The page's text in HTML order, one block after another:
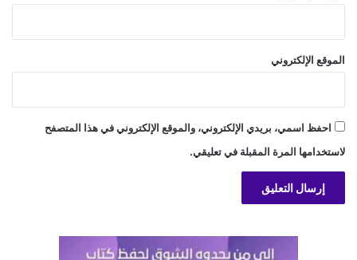
الموقع الإلكتروني
احفظ اسمي، بريدي الإلكتروني، والموقع الإلكتروني في هذا المتصفح
لاستخدامها المرة المقبلة في تعليقي.